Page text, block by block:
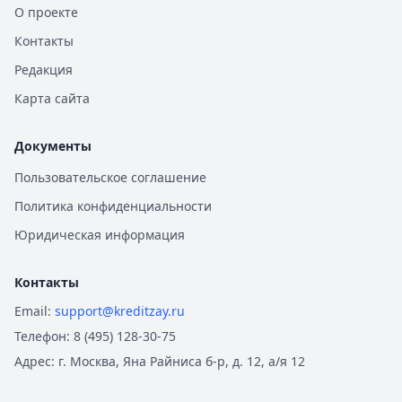
О проекте
Контакты
Редакция
Карта сайта
Документы
Пользовательское соглашение
Политика конфиденциальности
Юридическая информация
Контакты
Email: support@kreditzay.ru
Телефон: 8 (495) 128-30-75
Адрес: г. Москва, Яна Райниса б-р, д. 12, а/я 12